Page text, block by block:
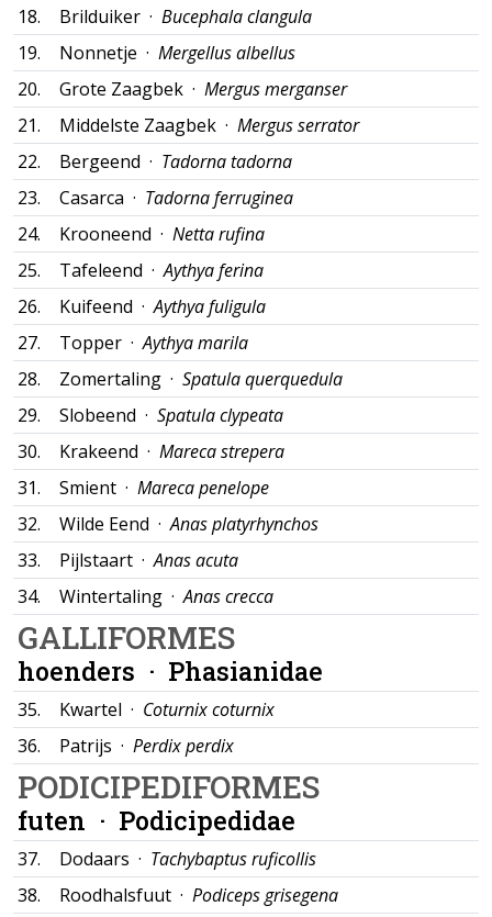
18.
Brilduiker · Bucephala clangula
19.
Nonnetje · Mergellus albellus
20.
Grote Zaagbek · Mergus merganser
21.
Middelste Zaagbek · Mergus serrator
22.
Bergeend · Tadorna tadorna
23.
Casarca · Tadorna ferruginea
24.
Krooneend · Netta rufina
25.
Tafeleend ·Aythya ferina
26.
Kuifeend ·Aythya fuligula
27.
Topper ·Aythya marila
28.
Zomertaling · Spatula querquedula
29.
Slobeend · Spatula clypeata
30.
Krakeend · Mareca strepera
31.
Smient · Mareca penelope
32.
Wilde Eend ·Anas platyrhynchos
33.
Pijlstaart ·Anas acuta
34.
Wintertaling ·Anas crecca
GALLIFORMES
hoenders · Phasianidae
35. Kwartel · Coturnix coturnix
36.
Patrijs · Perdix perdix
PODICIPEDIFORMES
futen · Podicipedidae
37. Dodaars · Tachybaptus ruficollis
38.
Roodhalsfuut · Podiceps grisegena